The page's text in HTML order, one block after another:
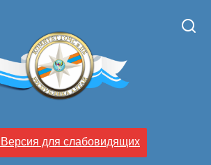
Версия для слабовидящих